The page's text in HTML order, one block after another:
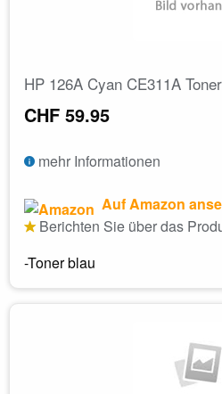
HP 126A Cyan CE311A Toner
CHF 59.95
mehr Informationen
Auf Amazon
Berichten Sie über das
-Toner blau